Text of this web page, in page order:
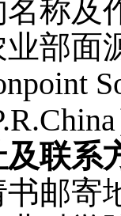
称及
部面
联系
邮寄